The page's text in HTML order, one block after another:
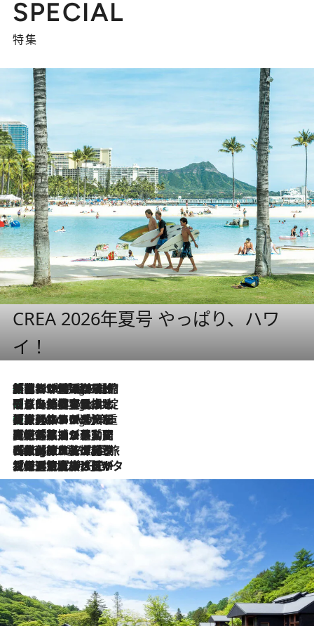
SPECIAL
特集
CREA 2026年夏号 やっぱり、ハワ
イ！
5 Hours Ago
「荷物が増えるほど旅ストレスは増す」美容ジャーナリストがたどり着いた最終結論。“化粧品を劇的に減らす”感動の凝縮美容とは
5 Hours Ago
「旅先には金髪ウィッグを持参」日本と同じメイクでは損してる!? 美容ジャーナリストが提案する“掟破りの旅美容”とは
5 Hours Ago
【厳選旅コスメ】「身軽さ＆UV対策重視！」ヘアアーティストshucoが選んだ夏旅ベストコスメを発表【Mサイズジップ】
2026.8.5
【厳選旅コスメ】国内をあちこち移動する河井菜摘が選んだ夏旅ベストコスメ発表！「リラックスアイテムはマスト」【Mサイズジップ】
2026.8.4
【厳選旅コスメ】「紫外線＆乾燥対策しながらメイク感も！」ヘア＆メイクGeorgeが選んだ夏旅ベストコスメを発表！【Mサイズジップ】
2026.8.3
【厳選旅コスメ】「保湿もタイパ重視！」“サウナ好き”タレント清水みさとが愛用する夏旅ベストコスメを発表！【Mサイズジップ】